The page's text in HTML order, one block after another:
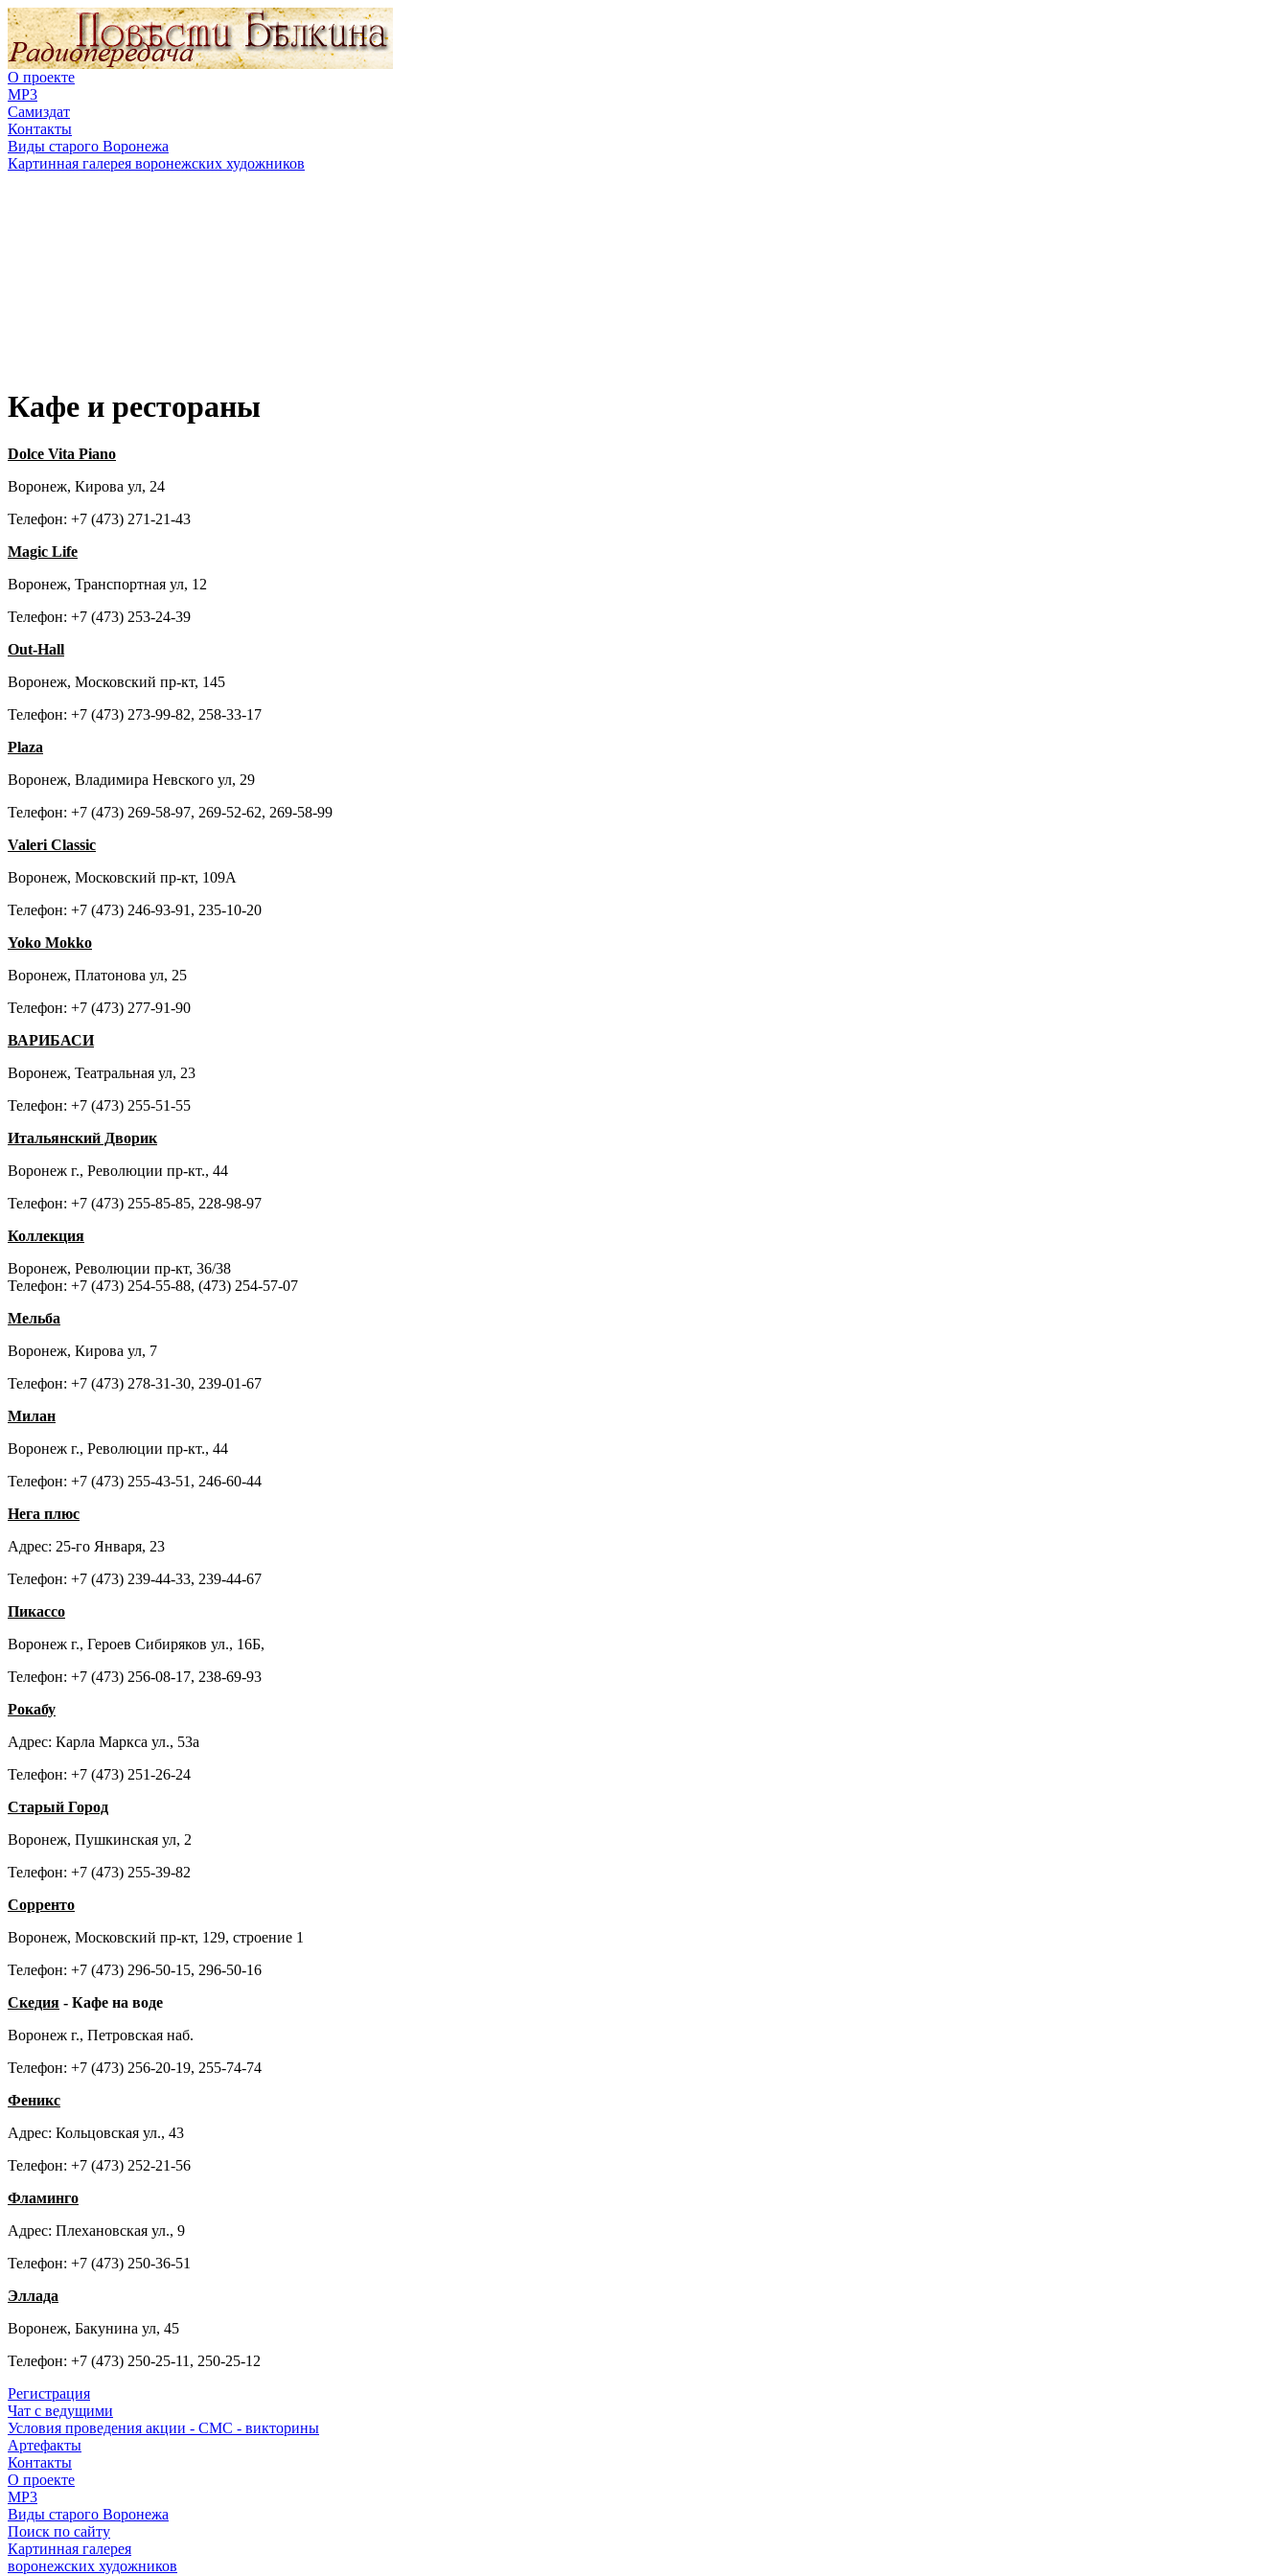
О проекте
MP3
Самиздат
Контакты
Виды старого Воронежа
Картинная галерея воронежских художников
Кафе и рестораны
Dolce Vita Piano
Воронеж, Кирова ул, 24
Телефон: +7 (473) 271-21-43
Magic Life
Воронеж, Транспортная ул, 12
Телефон: +7 (473) 253-24-39
Out-Hall
Воронеж, Московский пр-кт, 145
Телефон: +7 (473) 273-99-82, 258-33-17
Plaza
Воронеж, Владимира Невского ул, 29
Телефон: +7 (473) 269-58-97, 269-52-62, 269-58-99
Valeri Classic
Воронеж, Московский пр-кт, 109А
Телефон: +7 (473) 246-93-91, 235-10-20
Yoko Mokko
Воронеж, Платонова ул, 25
Телефон: +7 (473) 277-91-90
ВАРИБАСИ
Воронеж, Театральная ул, 23
Телефон: +7 (473) 255-51-55
Итальянский Дворик
Воронеж г., Революции пр-кт., 44
Телефон: +7 (473) 255-85-85, 228-98-97
Коллекция
Воронеж, Революции пр-кт, 36/38
Телефон: +7 (473) 254-55-88, (473) 254-57-07
Мельба
Воронеж, Кирова ул, 7
Телефон: +7 (473) 278-31-30, 239-01-67
Милан
Воронеж г., Революции пр-кт., 44
Телефон: +7 (473) 255-43-51, 246-60-44
Нега плюс
Адрес: 25-го Января, 23
Телефон: +7 (473) 239-44-33, 239-44-67
Пикассо
Воронеж г., Героев Сибиряков ул., 16Б,
Телефон: +7 (473) 256-08-17, 238-69-93
Рокабу
Адрес: Карла Маркса ул., 53а
Телефон: +7 (473) 251-26-24
Старый Город
Воронеж, Пушкинская ул, 2
Телефон: +7 (473) 255-39-82
Сорренто
Воронеж, Московский пр-кт, 129, строение 1
Телефон: +7 (473) 296-50-15, 296-50-16
Скедия - Кафе на воде
Воронеж г., Петровская наб.
Телефон: +7 (473) 256-20-19, 255-74-74
Феникс
Адрес: Кольцовская ул., 43
Телефон: +7 (473) 252-21-56
Фламинго
Адрес: Плехановская ул., 9
Телефон: +7 (473) 250-36-51
Эллада
Воронеж, Бакунина ул, 45
Телефон: +7 (473) 250-25-11, 250-25-12
Регистрация
Чат с ведущими
Условия проведения акции - СМС - викторины
Артефакты
Контакты
О проекте
MP3
Виды старого Воронежа
Поиск по сайту
Картинная галерея
воронежских художников